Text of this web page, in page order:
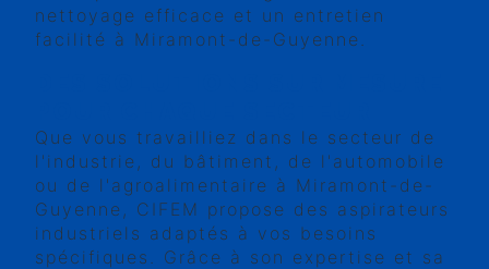
nettoyage efficace et un entretien
facilité à Miramont-de-Guyenne.
Que vous travailliez dans le secteur de
l'industrie, du bâtiment, de l'automobile
ou de l'agroalimentaire à Miramont-de-
Guyenne, CIFEM propose des aspirateurs
industriels adaptés à vos besoins
spécifiques. Grâce à son expertise et sa